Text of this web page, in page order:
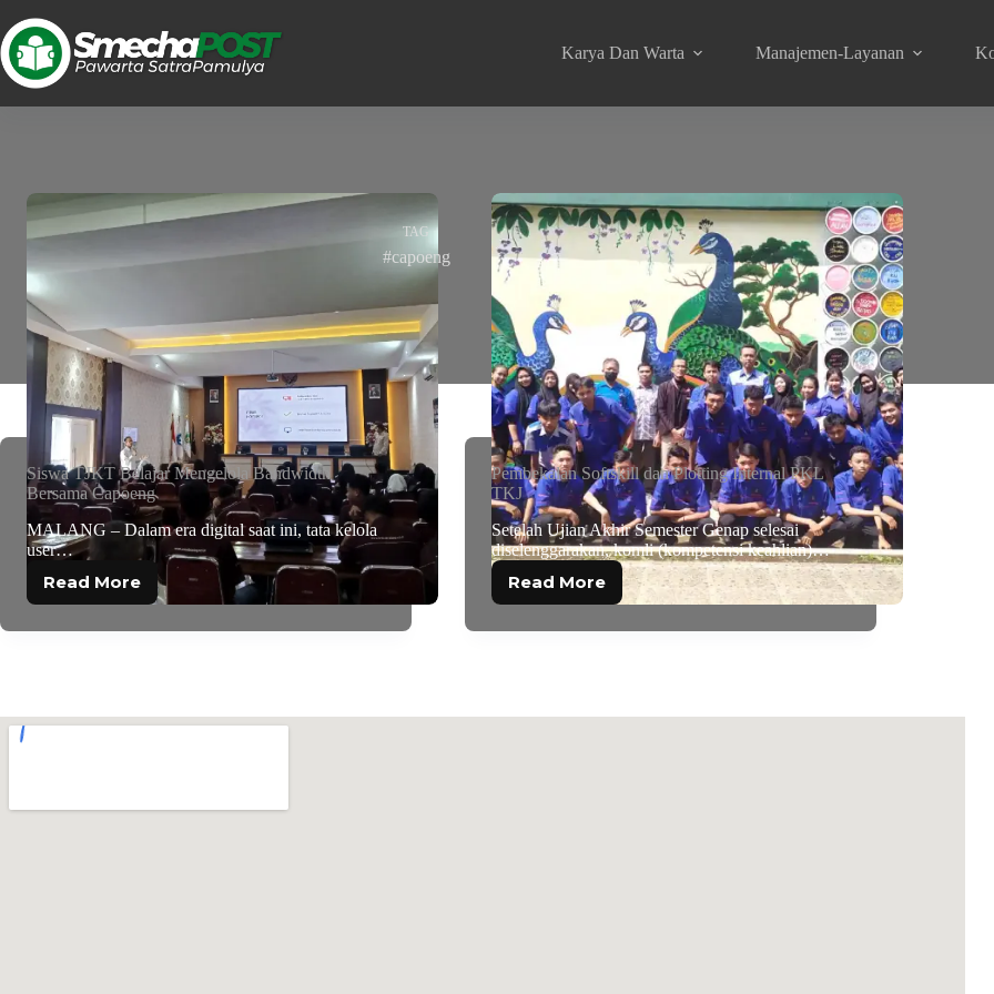
Karya Dan Warta Manajemen-Layanan
TAG
#capoeng
Siswa TJKT Belajar Mengelola Bandwidth
Bersama Capoeng
MALANG – Dalam era digital saat ini, tata kelola
user…
Read More
Pembekalan Softskill dan Plotting Internal PKL
TKJ
Setelah Ujian Akhir Semester Genap selesai
diselenggarakan, komli (kompetensi keahlian)…
Read More